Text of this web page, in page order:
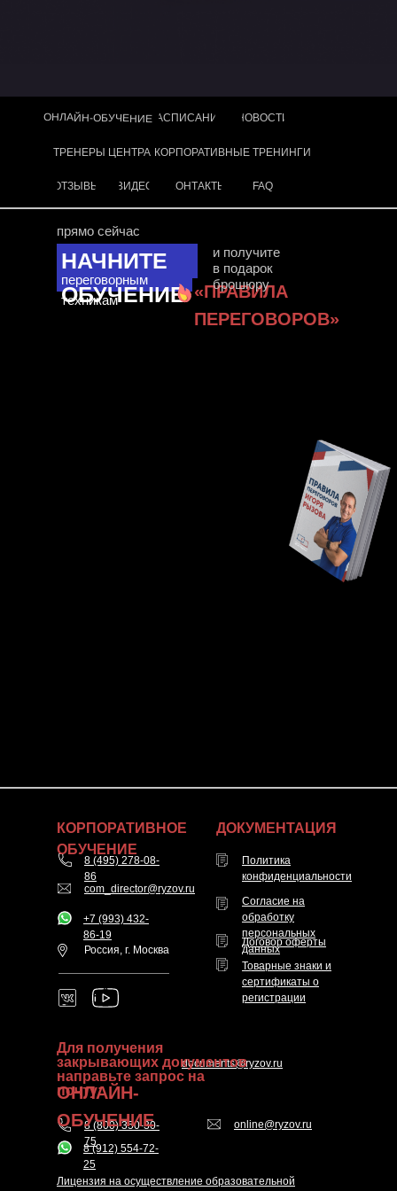
НАЧНИТЕ
ОБУЧЕНИЕ
ОНЛАЙН-ОБУЧЕНИЕ
ТРЕНЕРЫ ЦЕНТРА
РАСПИСАНИЕ
ОТЗЫВЫ FAQ
НОВОСТИ
ВИДЕО КОНТАКТЫ
8 (800) 350-30-
75
online@ryzov.ru
Лицензия на осуществление образовательной
documents@ryzov.ru
Политика
конфиденциальности
Согласие на
обработку
персональных
данных
8 (495) 278-08-
86
прямо сейчас
«ПРАВИЛА
ПЕРЕГОВОРОВ»
и получите
в подарок
брошюру
Договор оферты
Россия, г. Москва
Товарные знаки и
сертификаты о
регистрации
переговорным
техникам
КОРПОРАТИВНЫЕ ТРЕНИНГИ
ОНЛАЙН-
ОБУЧЕНИЕ
com_director@ryzov.ru
КОРПОРАТИВНОЕ
ОБУЧЕНИЕ
ДОКУМЕНТАЦИЯ
Для получения
закрывающих документов
направьте запрос на
почту:
8 (912) 554-72-
25
+7 (993) 432-
86-19